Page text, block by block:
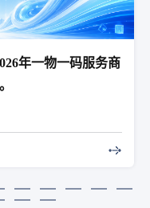
年一物一码服务商